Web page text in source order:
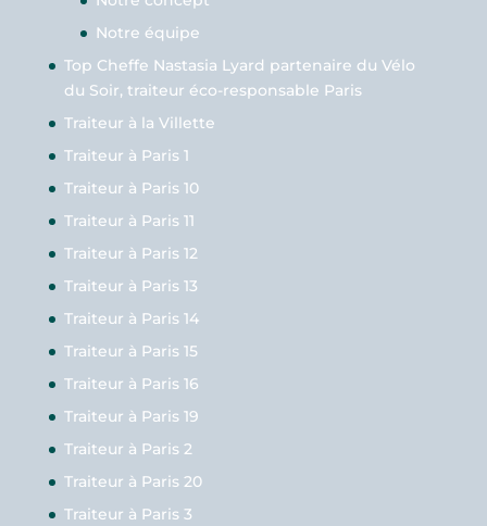
Notre équipe
Top Cheffe Nastasia Lyard partenaire du Vélo
du Soir, traiteur éco-responsable Paris
Traiteur à la Villette
Traiteur à Paris 1
Traiteur à Paris 10
Traiteur à Paris 11
Traiteur à Paris 12
Traiteur à Paris 13
Traiteur à Paris 14
Traiteur à Paris 15
Traiteur à Paris 16
Traiteur à Paris 19
Traiteur à Paris 2
Traiteur à Paris 20
Traiteur à Paris 3